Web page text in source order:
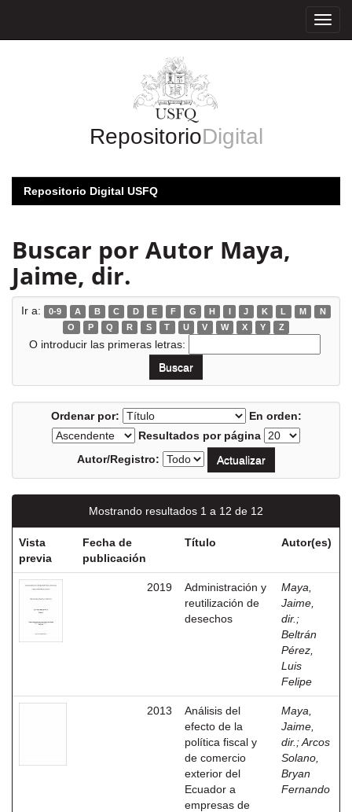
RepositorioDigital
Repositorio Digital USFQ
Buscar por Autor Maya,
Jaime, dir.
Ir a: 0-9 A B C D E F G H I J K L M
N
O
P Q R S T U V W X Y Z
O introducir las primeras letras:
Ordenar por:
En orden:
Resultados por página
Autor/Registro:
Mostrando resultados 1 a 12 de 12
Vista
previa
Fecha de
publicación
Título Autor(es)
2019
Administración y
reutilización de
desechos
Maya,
Jaime,
dir. ;
Beltrán
Pérez,
Luis
Felipe
2013
Análisis del
efecto de la
política fiscal y
de comercio
exterior del
Ecuador a
empresas de
Maya,
Jaime,
dir. ;Arcos
Solano,
Bryan
Fernando